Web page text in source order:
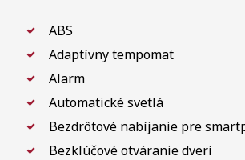
ABS
Adaptívny tempomat
Alarm
Automatické svetlá
Bezdrôtové nabíjanie pre
Bezklúčové otváranie dverí